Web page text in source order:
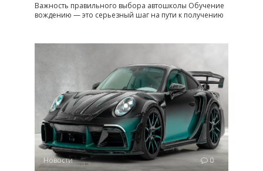
Важность правильного выбора автошколы Обучение
вождению — это серьезный шаг на пути к получению
Новости 0